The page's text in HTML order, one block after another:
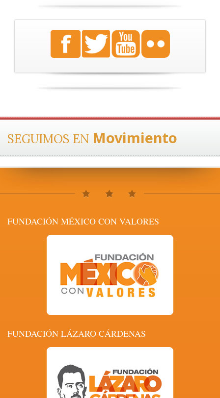
SEGUIMOS EN Movimiento
FUNDACIÓN MÉXICO CON VALORES
FUNDACIÓN LÁZARO CÁRDENAS